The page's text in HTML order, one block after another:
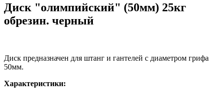
Диск "олимпийский" (50мм) 25кг
обрезин. черный
Диск предназначен для штанг и гантелей с диаметром грифа
50мм.
Характеристики: